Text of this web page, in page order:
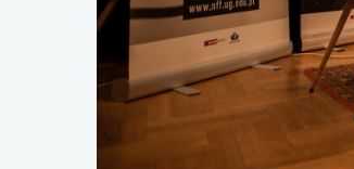
Zbyszek Szwoch